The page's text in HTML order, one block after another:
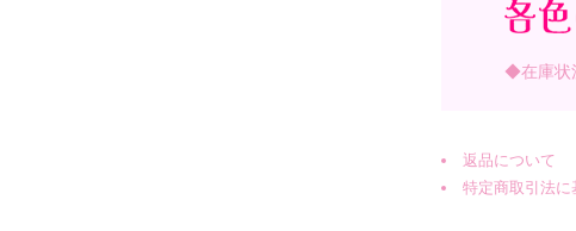
◆在庫状
返品について
特定商取引法に